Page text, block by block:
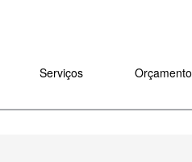
Serviços Orçamento